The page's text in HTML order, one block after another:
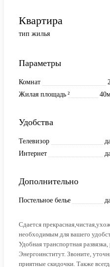
Квартира
тип жилья
Параметры
Комнат 2
Жилая площадь ²
Удобства
Телевизор
Интернет
Дополнительно
Постельное белье
Сдается
необходимым для вашего
Удобная транспортная
Энергоинститут. Звоните,
приятные скидочки. Также